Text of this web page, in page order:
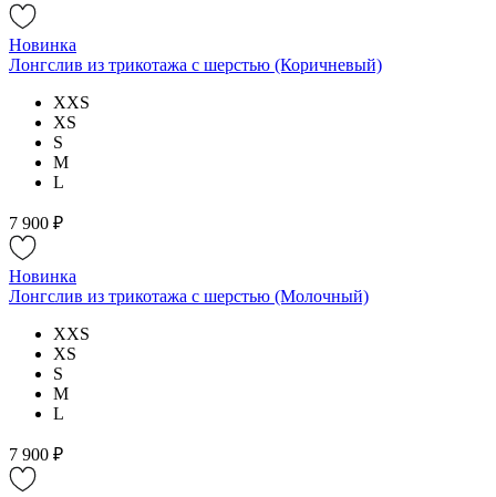
Новинка
Лонгслив из трикотажа с шерстью (Коричневый)
XXS
XS
S
M
L
7 900 ₽
Новинка
Лонгслив из трикотажа с шерстью (Молочный)
XXS
XS
S
M
L
7 900 ₽